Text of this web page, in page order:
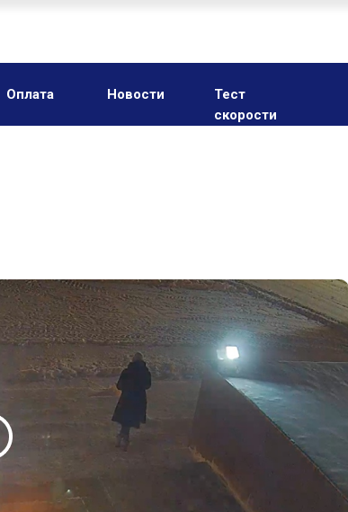
Оплата Новости
Тест
скорости